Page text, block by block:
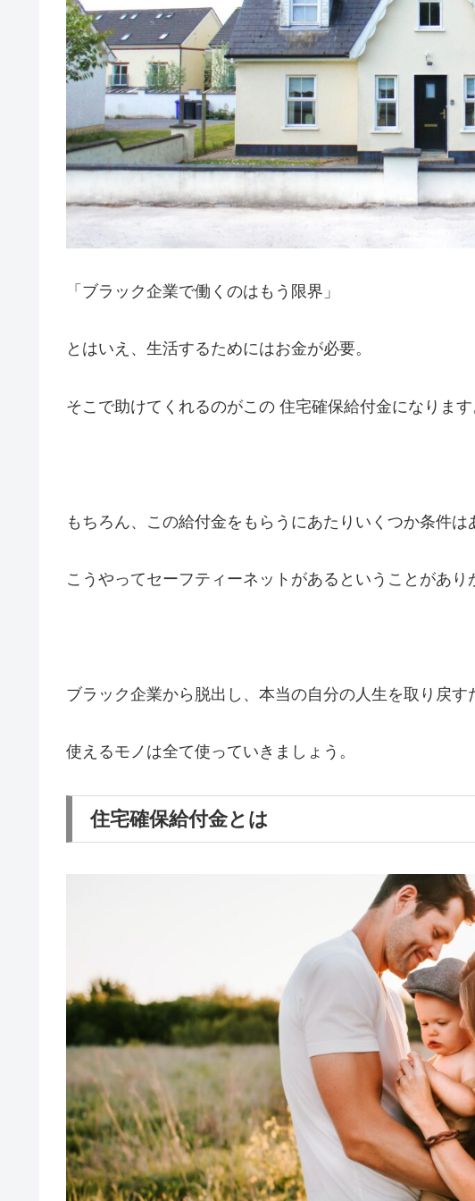
「ブラック企業で働くのはもう限界」
とはいえ、生活するためにはお金が必要。
そこで助けてくれるのがこの 住宅確保給付金になります
もちろん、この給付金をもらうにあたりいくつか条件は
こうやってセーフティーネットがあるということがあり
ブラック企業から脱出し、本当の自分の人生を取り戻す
使えるモノは全て使っていきましょう。
住宅確保給付金とは